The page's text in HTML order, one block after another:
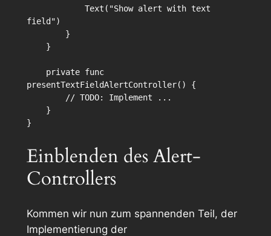
field")
presentTextFieldAlertController() {
Einblenden des Alert-
Controllers
Kommen wir nun zum spannenden Teil, der
Implementierung der